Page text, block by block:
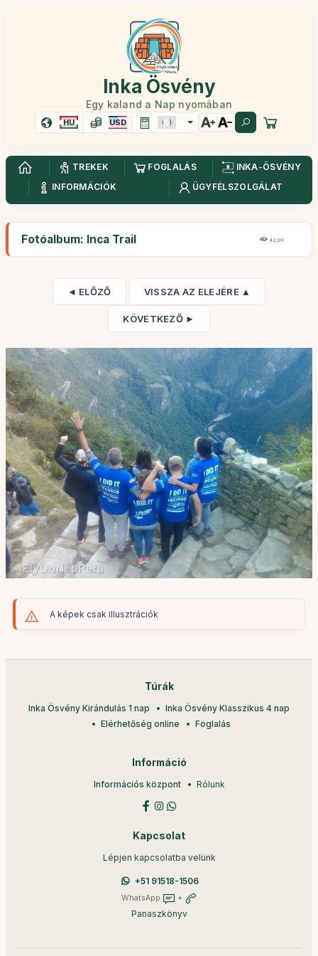
Inka Ösvény
Egy kaland a Nap nyomában
HU USD
TREKEK FOGLALÁS
INKA-ÖSVÉNY
INFORMÁCIÓK
ÜGYFÉLSZOLGÁLAT
Fotóalbum: Inca Trail 42,9K
◄ ELŐZŐ VISSZA AZ ELEJÉRE ▲
KÖVETKEZŐ ►
A képek csak illusztrációk
Túrák
Inka Ösvény Kirándulás 1 nap
Inka Ösvény Klasszikus 4 nap
Elérhetőség online
Foglalás
Információ
Információs központ Rólunk
Kapcsolat
Lépjen kapcsolatba velünk
+51 91518-1506
WhatsApp +
Panaszkönyv